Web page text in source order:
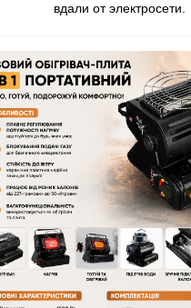
вдали от электросети.